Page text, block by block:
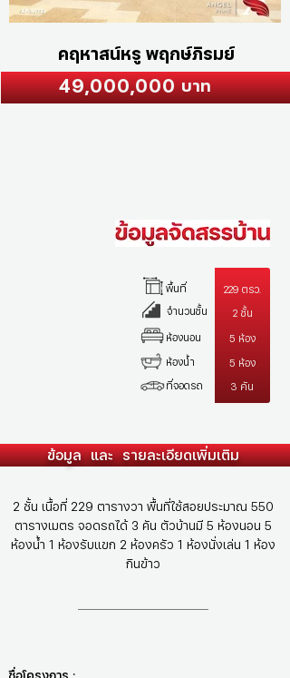
พื้นที่
จำนวนชั้น
ห้องนอน
ห้องน้ำ
ที่จอดรถ
229 ตรว.
2 ชั้น
5 ห้อง
5 ห้อง
3 คัน
ข้อมูล และ รายละเอียดเพิ่มเติม
2 ชั้น เนื้อที่ 229 ตารางวา พื้นที่ใช้สอยประมาณ 550
ตารางเมตร จอดรถได้ 3 คัน ตัวบ้านมี 5 ห้องนอน 5
ห้องน้ำ 1 ห้องรับแขก 2 ห้องครัว 1 ห้องนั่งเล่น 1 ห้อง
กินข้าว
คฤหาสน์หรู พฤกษ์ภิรมย์
49,000,000 บาท